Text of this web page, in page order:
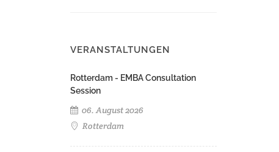
VERANSTALTUNGEN
Rotterdam - EMBA Consultation
Session
06. August 2026
Rotterdam